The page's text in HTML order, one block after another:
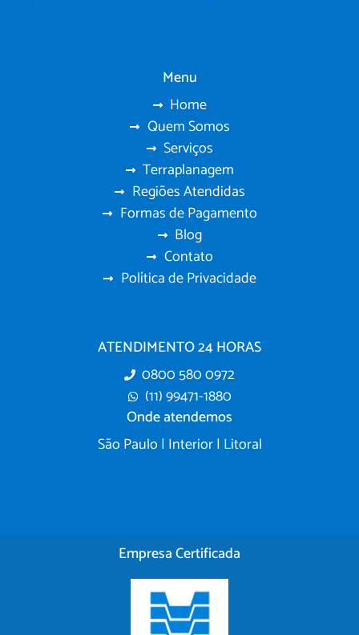
Menu
Home
Quem Somos
Serviços
Terraplanagem
Regiões Atendidas
Formas de Pagamento
Blog
Contato
Política de Privacidade
ATENDIMENTO 24 HORAS
0800 580 0972
(11) 99471-1880
Onde atendemos
São Paulo | Interior | Litoral
Empresa Certificada